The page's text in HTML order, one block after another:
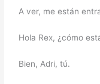
A ver, me están
Hola Rex, ¿cómo
Bien, Adri, tú.